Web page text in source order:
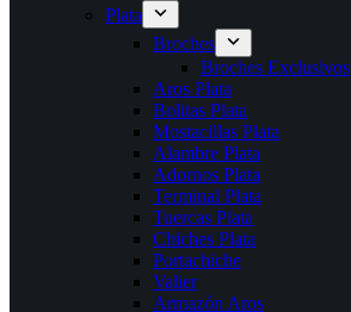
Plata
Broches
Broches Exclusivos
Aros Plata
Bolitas Plata
Mostacillas Plata
Alambre Plata
Adornos Plata
Terminal Plata
Tuercas Plata
Chiches Plata
Portachiche
Valier
Armazón Aros